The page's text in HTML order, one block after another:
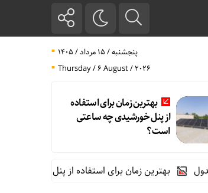
پنجشنبه / ۱۵ مرداد / ۱۴۰۵
Thursday / 6 August / 2026
بهترین زمان برای استفاده
از پنل خورشیدی چه ساعتی
است؟
بهترین زمان برای استفاده از پنل خورشیدی چه ساعتی